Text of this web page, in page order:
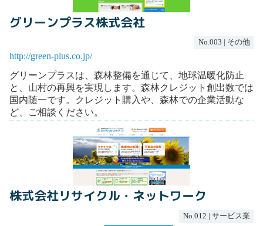
グリーンプラス株式会社
No.003 | その他
http://green-plus.co.jp/
グリーンプラスは、森林整備を通じて、地球温暖化防止
と、山村の再興を実現します。森林クレジット創出数では
国内随一です。クレジット購入や、森林での企業活動な
ど、ご相談ください。
株式会社リサイクル・ネットワーク
No.012 | サービス業